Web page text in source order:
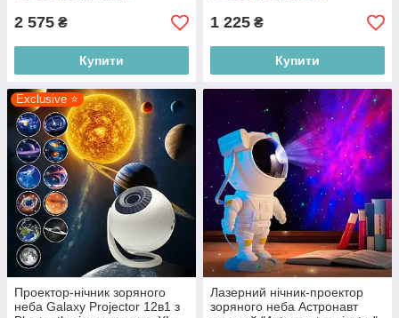
2 575 ₴
Купити
1 225 ₴
Купити
Exclusive ⭐
Проектор-нічник зоряного
неба Galaxy Projector 12в1 з
Лазерний нічник-проектор
зоряного неба Астронавт